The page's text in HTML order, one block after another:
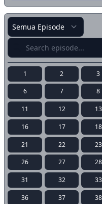
1 2 3
6 7 8
11 12 13
16 17 18
21 22 23
26 27 28
31 32 33
36 37 38